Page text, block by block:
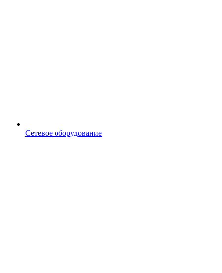
Сетевое оборудование